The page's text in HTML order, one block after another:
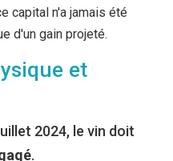
capital n'a jamais été
d'un gain projeté.
et
2024, le vin doit
.